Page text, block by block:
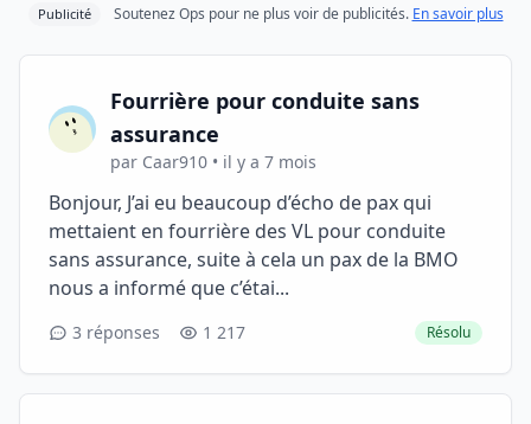
Publicité Soutenez Ops pour ne plus voir de publicités. En savoir plus
Fourrière pour conduite sans
assurance
par Caar910 • il y a 7 mois
Bonjour, J’ai eu beaucoup d’écho de pax qui
mettaient en fourrière des VL pour conduite
sans assurance, suite à cela un pax de la BMO
nous a informé que c’étai...
3 réponses 1 217 Résolu